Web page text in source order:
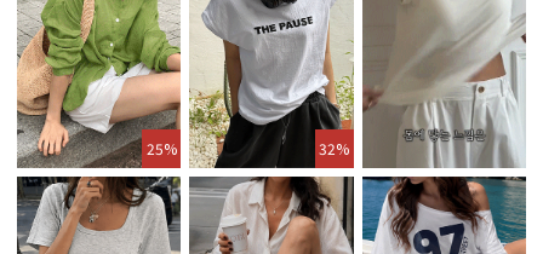
25% 32%